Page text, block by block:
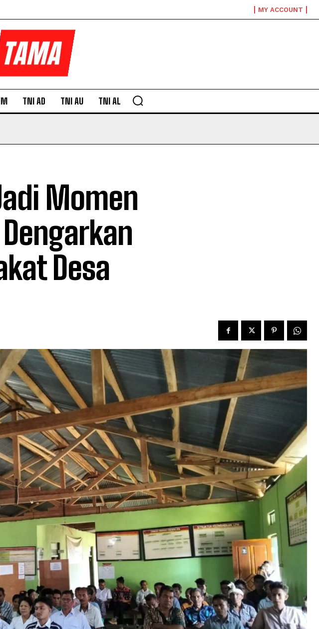
MY ACCOUNT
TNI AD TNI AU TNI AL
Momen
Desa